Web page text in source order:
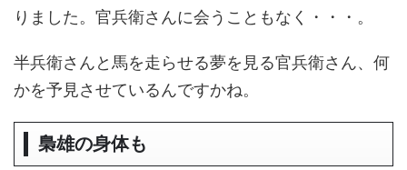
りました。官兵衛さんに会うこともなく・・・。
半兵衛さんと馬を走らせる夢を見る官兵衛さん、何
かを予見させているんですかね。
梟雄の身体も